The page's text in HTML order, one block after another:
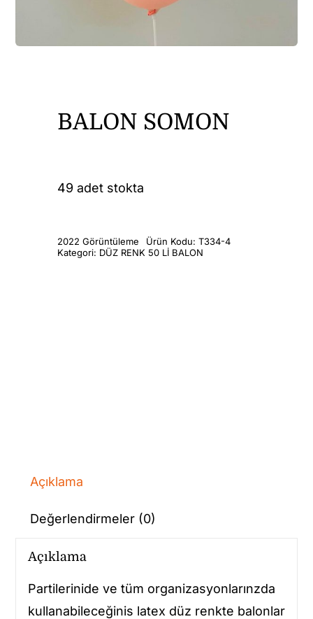
DİĞER ÜRÜNLER
BALON SOMON
49 adet stokta
2022 Görüntüleme Ürün Kodu:T334-4
Kategori: DÜZ RENK 50 Lİ BALON
Açıklama
Değerlendirmeler (0)
Açıklama
Partilerinide ve tüm organizasyonlarınzda
kullanabileceğinis latex düz renkte balonlar